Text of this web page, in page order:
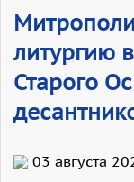
литургию
Старого
03 августа